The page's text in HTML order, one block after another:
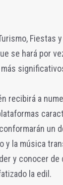
Fiestas
se hará por
recibirá a
un
y la música
y conocer
la edil.